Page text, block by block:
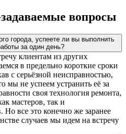
вопросы
города, успеете ли вы выполнить
за один день?
клиентам из других
в предельно короткие сроки
с серьёзной неисправностью,
не успеем устранить её за
своя технология ремонта,
мастеров, так и
Но все это конечно же заранее
случаев мы идем на встречу